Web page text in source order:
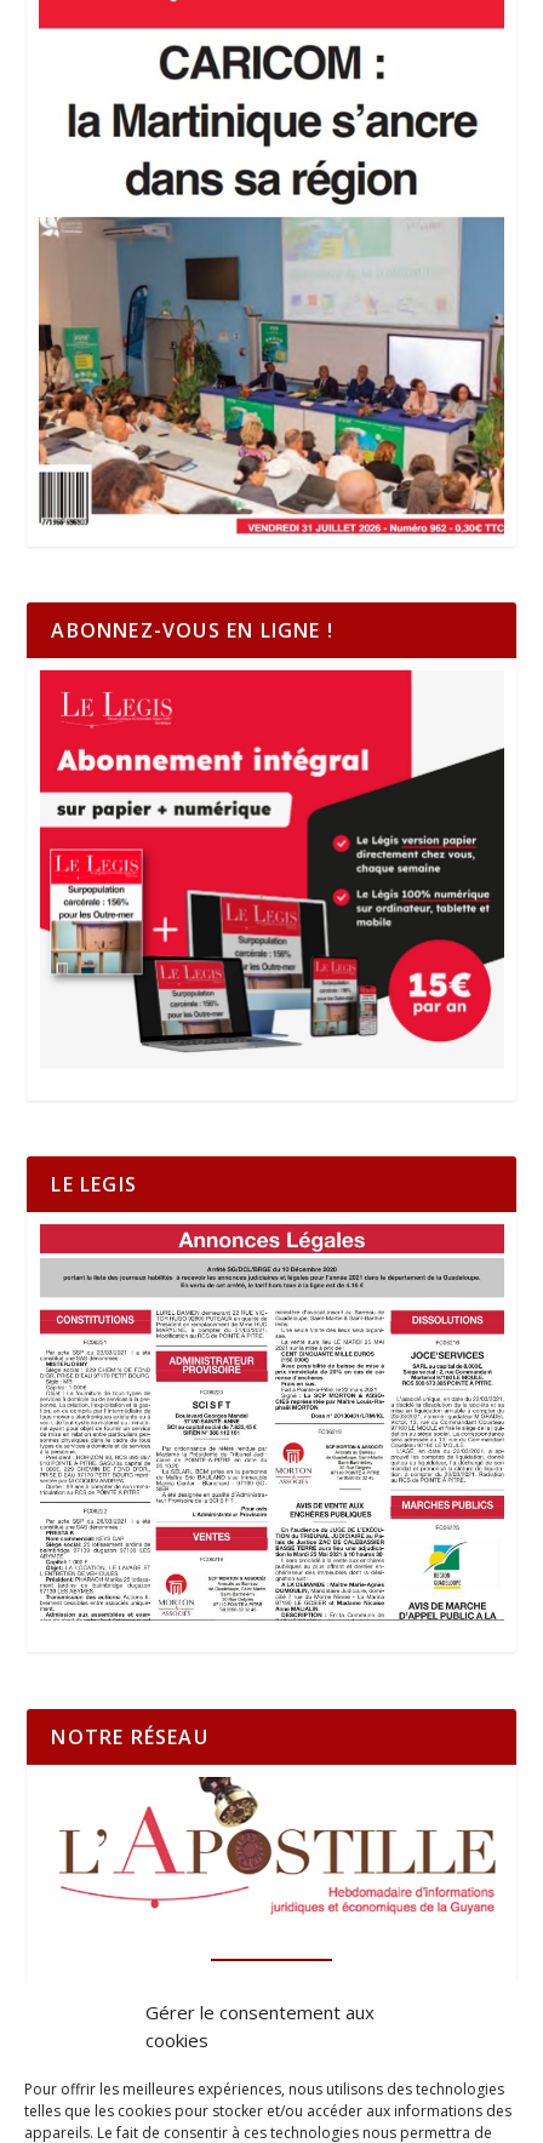
Gérer le consentement aux
cookies
Pour offrir les meilleures expériences, nous utilisons des technologies
telles que les cookies pour stocker et/ou accéder aux informations des
appareils. Le fait de consentir à ces technologies nous permettra de
ABONNEZ-VOUS EN LIGNE !
LE LEGIS
NOTRE RÉSEAU